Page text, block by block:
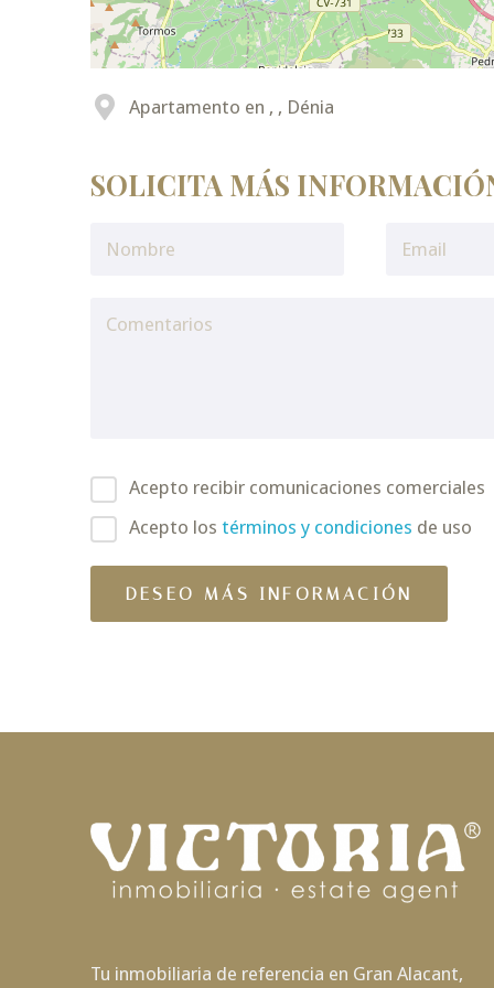
Apartamento en , , Dénia
SOLICITA MÁS
Acepto recibir comunicaciones comerciales
Acepto los términos y condiciones de uso
Tu inmobiliaria de referencia en Gran Alacant,